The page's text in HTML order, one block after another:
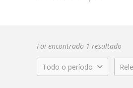
Foi encontrado 1 resultado
Todo o período